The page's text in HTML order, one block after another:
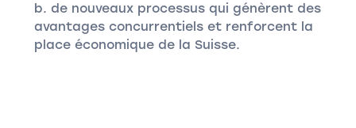
b. de nouveaux processus qui génèrent des
avantages concurrentiels et renforcent la
place économique de la Suisse.